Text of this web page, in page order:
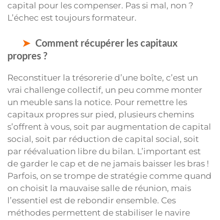
capital pour les compenser. Pas si mal, non ?
L’échec est toujours formateur.
Comment récupérer les capitaux
propres ?
Reconstituer la trésorerie d’une boîte, c’est un
vrai challenge collectif, un peu comme monter
un meuble sans la notice. Pour remettre les
capitaux propres sur pied, plusieurs chemins
s’offrent à vous, soit par augmentation de capital
social, soit par réduction de capital social, soit
par réévaluation libre du bilan. L’important est
de garder le cap et de ne jamais baisser les bras !
Parfois, on se trompe de stratégie comme quand
on choisit la mauvaise salle de réunion, mais
l’essentiel est de rebondir ensemble. Ces
méthodes permettent de stabiliser le navire